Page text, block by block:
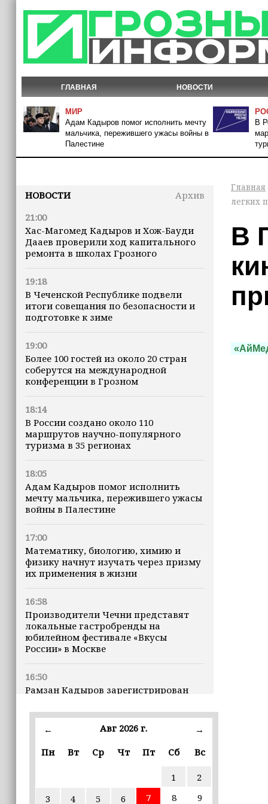
ГЛАВНАЯ НОВОСТИ
МИР
Адам Кадыров помог исполнить мечту
мальчика, пережившего ужасы войны в
Палестине
В
НОВОСТИ
Архив
21:00
Хас-Магомед Кадыров и Хож-Бауди
Дааев проверили ход капитального
ремонта в школах Грозного
19:18
В Чеченской Республике подвели
итоги совещания по безопасности и
подготовке к зиме
19:00
Более 100 гостей из около 20 стран
соберутся на международной
конференции в Грозном
18:14
В России создано около 110
маршрутов научно-популярного
туризма в 35 регионах
18:05
Адам Кадыров помог исполнить
мечту мальчика, пережившего ужасы
войны в Палестине
17:00
Математику, биологию, химию и
физику начнут изучать через призму
их применения в жизни
16:58
Производители Чечни представят
локальные гастробренды на
юбилейном фестивале «Вкусы
России» в Москве
16:50
Рамзан Кадыров зарегистрирован
16:47
землетрясения, рассказала
16:12
← Авг 2026 г.
→
Пн
Вт Ср Чт Пт Сб Вс
1
2
3
4 5 6 7 8
9
Главная
легких
В